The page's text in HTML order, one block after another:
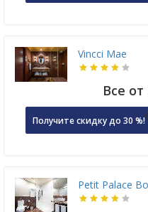
Vincci Mae
Все от
Получите скидку до 30 %!
Petit Palace